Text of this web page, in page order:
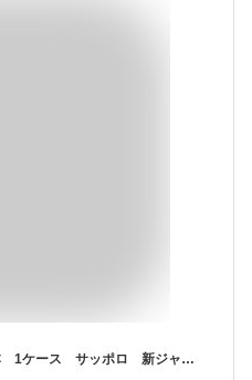
ホワイトベルグ 500mL缶×24本 1ケース サッポロ 新ジャンル ビールテイスト【送料無料】【佐川急便配送（※離島、沖縄県を除く）】爽やかでフルーティな香り ホワイトビールのような味わい